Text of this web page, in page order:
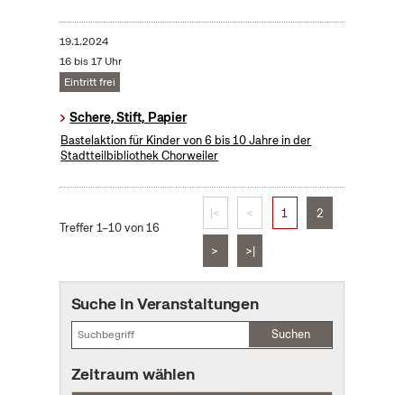
19.1.2024
16 bis 17 Uhr
Eintritt frei
Schere, Stift, Papier
Bastelaktion für Kinder von 6 bis 10 Jahre in der
Stadtteilbibliothek Chorweiler
Treffer 1–10 von 16
|< < 1 2
> >|
Suche in Veranstaltungen
Suchen
Zeitraum wählen